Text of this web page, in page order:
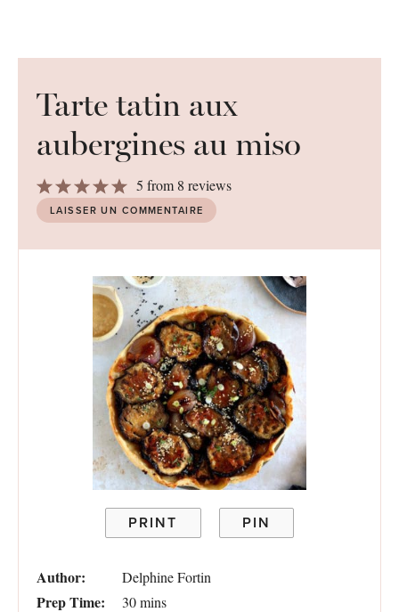
Tarte tatin aux
aubergines au miso
5
Stars
4
Stars
3
Stars
2
Stars
1
Star
5 from 8 reviews
LAISSER UN COMMENTAIRE
PRINT PIN
Author: Delphine Fortin
Prep Time: 30 mins